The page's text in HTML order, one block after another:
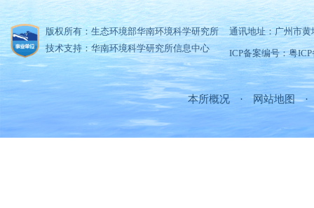
版权所有：生态环境部华南环境科学研究所
技术支持：华南环境科学研究所信息中心
通讯地址：广州市
ICP备案编号：粤
本所概况 · 网站地图 ·